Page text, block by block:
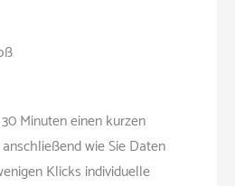
Minuten einen kurzen
wie Sie Daten
Klicks individuelle